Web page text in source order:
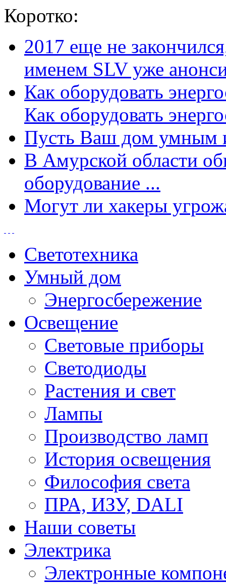
Коротко:
2017 еще не
именем SLV уже
Как оборудовать
Как оборудовать
Пусть Ваш дом умным
В Амурской области
оборудование ...
Могут ли хакеры
Светотехника
Умный дом
Энергосбережение
Освещение
Световые приборы
Светодиоды
Растения и свет
Лампы
Производство ламп
История освещения
Философия света
ПРА, ИЗУ, DALI
Наши советы
Электрика
Электронные